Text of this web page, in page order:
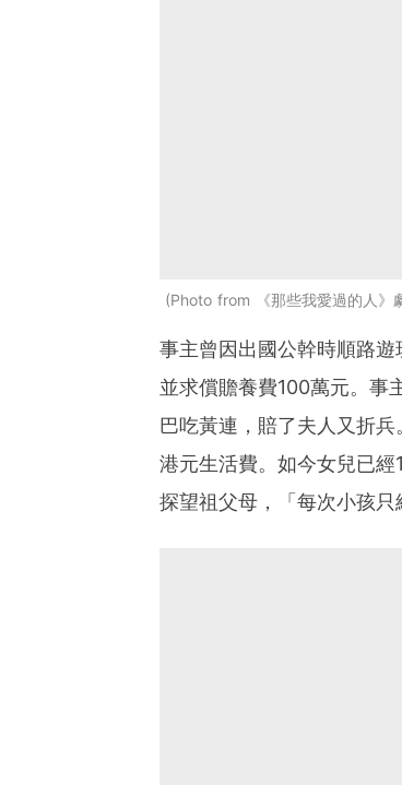
Photo from 《那些我愛過的人》
事主曾因出國公幹時順路
並求償贍養費100萬元。事
巴吃黃連，賠了夫人又折
港元生活費。如今女兒已
探望祖父母，「每次小孩只